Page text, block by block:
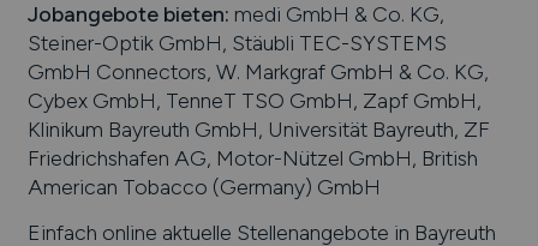
Jobangebote bieten: medi GmbH & Co. KG,
Steiner-Optik GmbH, Stäubli TEC-SYSTEMS
GmbH Connectors, W. Markgraf GmbH & Co. KG,
Cybex GmbH, TenneT TSO GmbH, Zapf GmbH,
Klinikum Bayreuth GmbH, Universität Bayreuth, ZF
Friedrichshafen AG, Motor-Nützel GmbH, British
American Tobacco (Germany) GmbH
Einfach online aktuelle Stellenangebote in Bayreuth